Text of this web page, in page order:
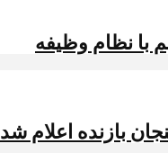
با نظام وظیفه
بازنده اعلام شد